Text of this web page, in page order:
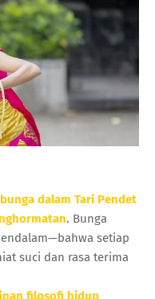
bunga dalam Tari Pendet
. Bunga
setiap
suci dan rasa terima
filosofi hidup